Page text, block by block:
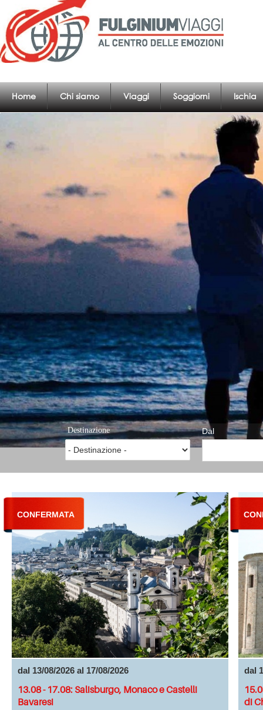
Destinazione Dal
Home Chi siamo Viaggi Soggiorni Ischia
dal 13/08/2026 al 17/08/2026
13.08 - 17.08: Salisburgo, Monaco e Castelli
Bavaresi
CONFERMATA
dal
di